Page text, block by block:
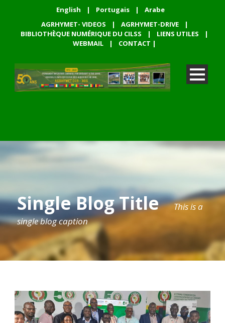
English | Portugais |
Arabe
AGRHYMET- VIDEOS
| AGRHYMET-DRIVE
|
BIBLIOTHÈQUE NUMÉRIQUE DU CILSS
| LIENS UTILES
|
WEBMAIL
| CONTACT |
Single Blog Title
This is a
single blog caption